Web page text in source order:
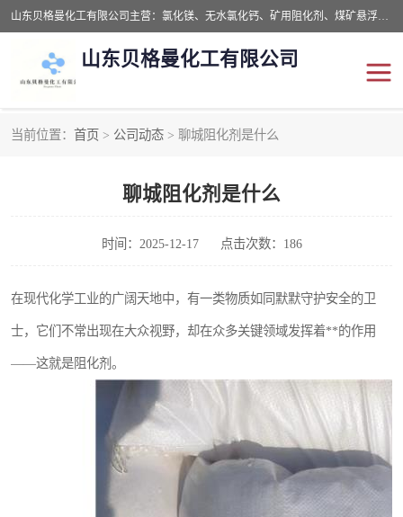
山东贝格曼化工有限公司主营：氯化镁、无水氯化钙、矿用阻化剂、煤矿悬浮剂、道路抑尘剂、氢氧化镁，防灭火剂等，公司位于山东省潍坊市滨海经济开发区,是专业从事对各种精细化工集研究、开发、制造于一体的现代化大型跨境化工企业，公司本着诚信经营、给每一位客户提供专业服务。
山东贝格曼化工有限公司
当前位置： 首页 > 公司动态 > 聊城阻化剂是什么
聊城阻化剂是什么
时间：2025-12-17 点击次数：186
在现代化学工业的广阔天地中，有一类物质如同默默守护安全的卫
士，它们不常出现在大众视野，却在众多关键领域发挥着**的作用
——这就是阻化剂。
氯化钙
抑尘剂
氢氧化镁